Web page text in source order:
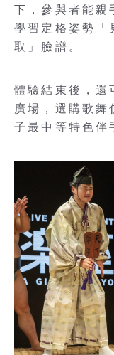
下，參與者能親
學習定格姿勢「
取」臉譜。
體驗結束後，還
廣場，選購歌舞
子最中等特色伴